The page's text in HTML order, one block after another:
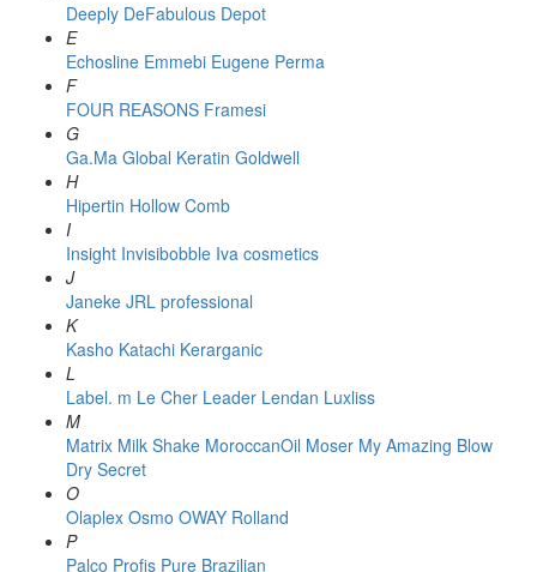
Deeply DeFabulous Depot
E
Echosline Emmebi Eugene Perma
F
FOUR REASONS Framesi
G
Ga.Ma Global Keratin Goldwell
H
Hipertin Hollow Comb
I
Insight Invisibobble Iva cosmetics
J
Janeke JRL professional
K
Kasho Katachi Kerarganic
L
Label. m Le Cher Leader Lendan Luxliss
M
Matrix Milk Shake MoroccanOil Moser My Amazing Blow
Dry Secret
O
Olaplex Osmo OWAY Rolland
P
Palco Profis Pure Brazilian